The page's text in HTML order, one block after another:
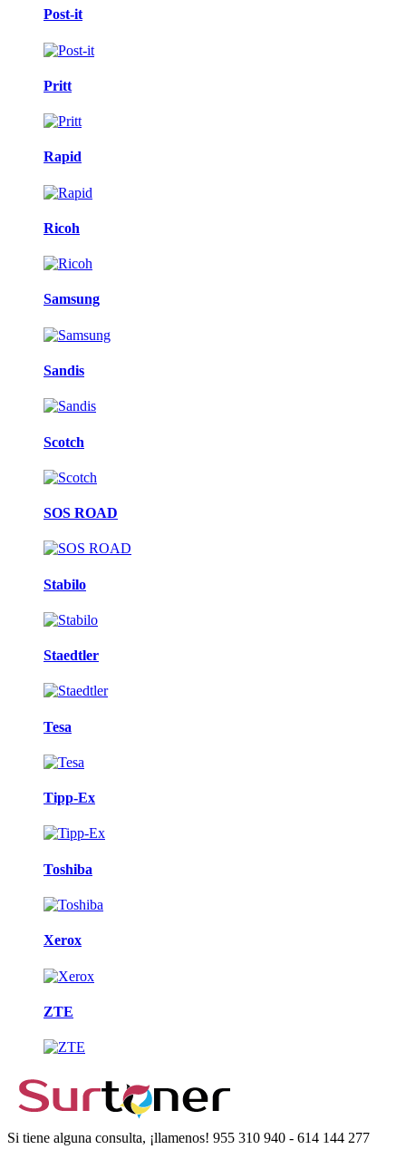
Post-it
Pritt
Rapid
Ricoh
Samsung
Sandis
Scotch
SOS ROAD
Stabilo
Staedtler
Tesa
Tipp-Ex
Toshiba
Xerox
ZTE
Si tiene alguna consulta, ¡llamenos! 955 310 940 - 614 144 277